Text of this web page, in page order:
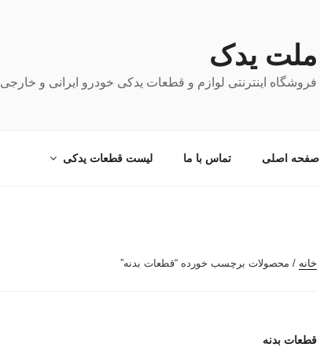
ملت یدک
فروشگاه اینترنتی لوازم و قطعات یدکی خودرو ایرانی و خارجی
صفحه اصلی تماس با ما لیست قطعات یدکی
خانه / محصولات برچسب خورده “قطعات بدنه”
قطعات بدنه